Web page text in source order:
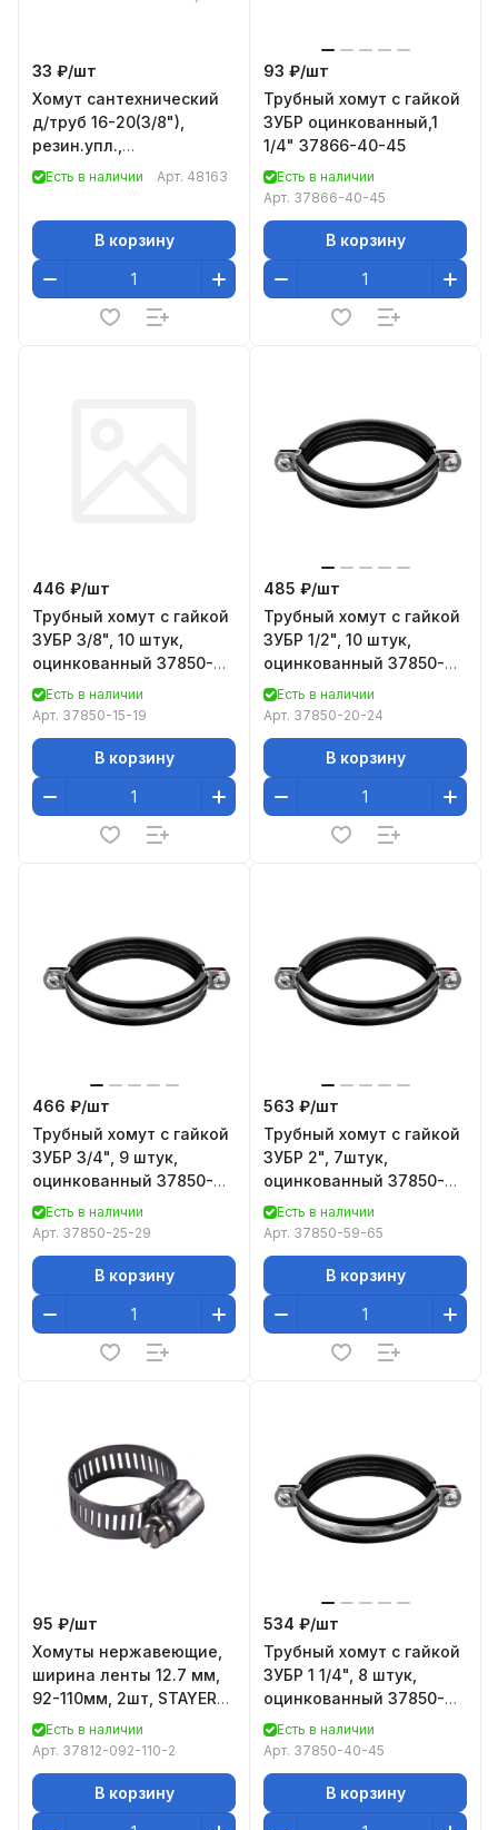
33 ₽/шт
Хомут сантехнический
д/труб 16-20(3/8"),
резин.упл.,
шпилька+дюбель, 1 шт.,
Есть в наличии Арт. 48163
В корзину
93 ₽/шт
Трубный хомут с гайкой
ЗУБР оцинкованный,1
1/4" 37866-40-45
Есть в наличии
Арт. 37866-40-45
В корзину
446 ₽/шт
Трубный хомут с гайкой
ЗУБР 3/8", 10 штук,
оцинкованный 37850-
15-19Есть в наличии
Арт. 37850-15-19
В корзину
485 ₽/шт
Трубный хомут с гайкой
ЗУБР 1/2", 10 штук,
оцинкованный 37850-
20-24
Есть в наличии
Арт. 37850-20-24
В корзину
466 ₽/шт
Трубный хомут с гайкой
ЗУБР 3/4", 9 штук,
оцинкованный 37850-
25-29
Есть в наличии
Арт. 37850-25-29
В корзину
563 ₽/шт
Трубный хомут с гайкой
ЗУБР 2", 7штук,
оцинкованный 37850-
59-65
Есть в наличии
Арт. 37850-59-65
В корзину
95 ₽/шт
Хомуты нержавеющие,
ширина ленты 12.7 мм,
92-110мм, 2шт, STAYER
Professional
Есть в наличии
Арт. 37812-092-110-2
В корзину
534 ₽/шт
Трубный хомут с гайкой
ЗУБР 1 1/4", 8 штук,
оцинкованный 37850-
40-45
Есть в наличии
Арт. 37850-40-45
В корзину